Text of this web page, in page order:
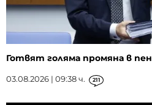
Готвят голяма промяна в
03.08.2026 | 09:38 ч. 211